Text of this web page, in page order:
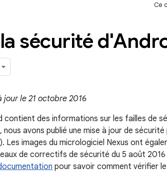
Ce
sécurité
jour le 21 octobre 2016
contient des informations sur les failles de
nous avons publié une mise à jour de
Les images du micrologiciel Nexus ont
de correctifs de sécurité du 5 août
pour savoir comment vérifier